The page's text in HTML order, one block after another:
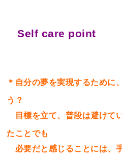
Self care point
＊自分の夢を実現するために
う？
目標を立て、普段は避けて
たことでも
必要だと感じることには、